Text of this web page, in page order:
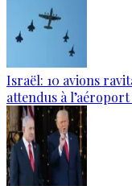
Israël: 10 avions
attendus à